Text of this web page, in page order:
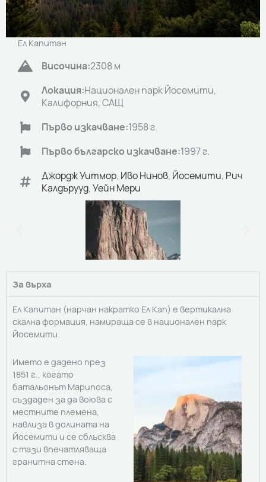
Ел Капитан
Височина:2308 м
Локация:Национален парк Йосемити,
Калифорния, САЩ
Първо изкачване:1958 г.
Първо българско изкачване:1997 г.
Джордж Уитмор, Иво Нинов, Йосемити, Рич
Калдърууд,Уейн Мери
За върха
Ел Капитан (нарчан накратко Ел Кап) е вертикална
скална формация, намираща се в национален парк
Йосемити.
Името е дадено през
1851 г., когато
батальонът Марипоса,
създаден за да воюва с
местните племена,
навлиза в долината на
Йосемити и се сблъсква
с тази впечатляваща
гранитна стена.